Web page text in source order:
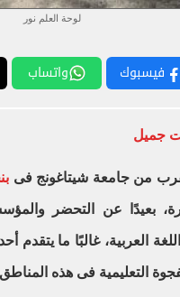
لوحة العلم نور
فيسبوك واتساب
جميل
من جامعة شيتاغونج فى
بعيدًا عن التحضر
العربية، غالبًا ما يتقدم
التعليمية فى هذه